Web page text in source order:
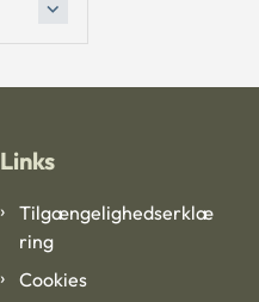
Links
Tilgængelighedserklæ
ring
Cookies